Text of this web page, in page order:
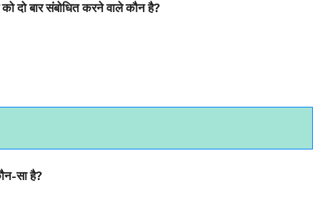
दो बार संबोधित करने वाले कौन है?
सा है?